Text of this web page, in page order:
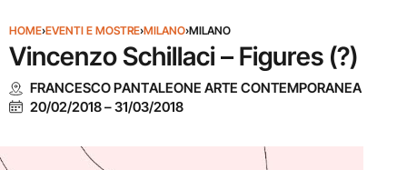
HOME›EVENTI E MOSTRE›MILANO›MILANO
Vincenzo Schillaci – Figures (?)
FRANCESCO PANTALEONE ARTE CONTEMPORANEA
20/02/2018–31/03/2018